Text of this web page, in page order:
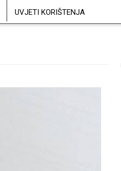
UVJETI KORIŠTENJA